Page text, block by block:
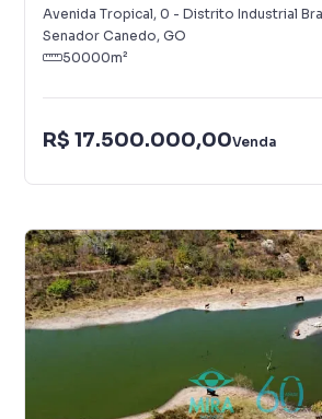
Central
Avenida Tropical, 0 - Distrito Industrial
Senador Canedo, GO
50000m²
R$ 17.500.000,00Venda